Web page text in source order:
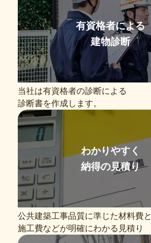
有資格者による
建物診断
当社は有資格者の診断による
診断書を作成します。
わかりやすく
納得の見積り
公共建築工事品質に準じた材料費と
施工費などが明確にわかる見積り